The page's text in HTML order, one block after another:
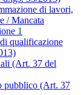
di lavori,
/ Mancata
1
qualificazione
(Art. 37 del
pubblico (Art. 37